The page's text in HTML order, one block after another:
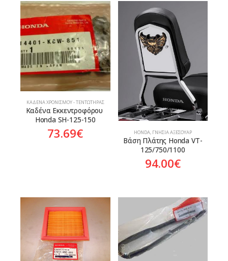
ΚΑΔΈΝΑ ΧΡΟΝΙΣΜΟΎ - ΤΕΝΤΩΤΉΡΑΣ
Καδένα Εκκεντροφόρου
Honda SH-125-150
73.69€ HONDA, ΓΝΉΣΙΑ ΑΞΕΣΟΥΆΡ
Βάση Πλάτης Honda VT-
125/750/1100
94.00€